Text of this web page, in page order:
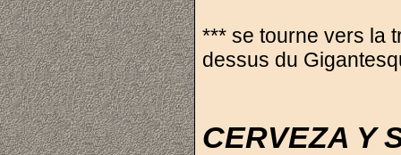
*** se tourne vers la
dessus du
CERVEZA Y